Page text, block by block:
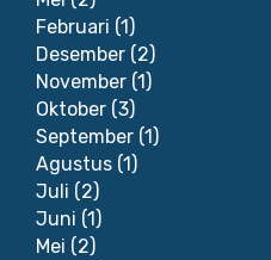
Februari (1)
Desember (2)
November (1)
Oktober (3)
September (1)
Agustus (1)
Juli (2)
Juni (1)
Mei (2)